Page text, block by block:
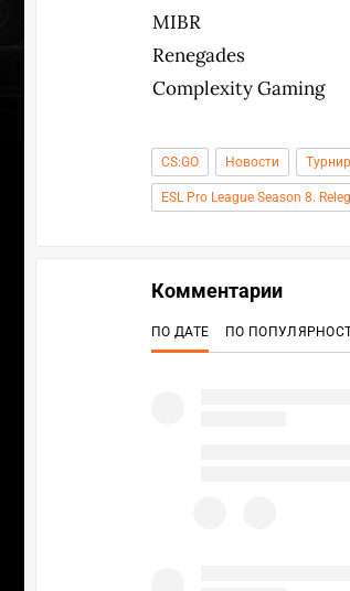
MIBR
Renegades
Complexity Gaming
CS:GO Новости
ESL Pro League Season 8.
Комментарии
ПО ДАТЕ ПО